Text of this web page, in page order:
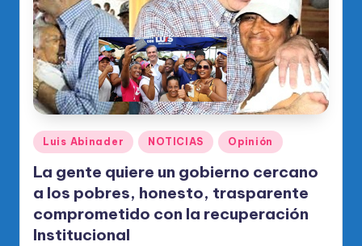
Publicado
en
Luis Abinader NOTICIAS Opinión
La gente quiere un gobierno cercano
a los pobres, honesto, trasparente
comprometido con la recuperación
Institucional